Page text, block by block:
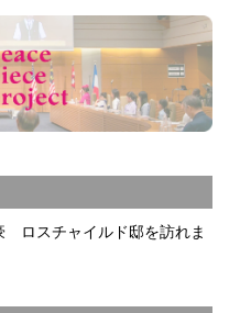
ロスチャイルド邸を訪れま